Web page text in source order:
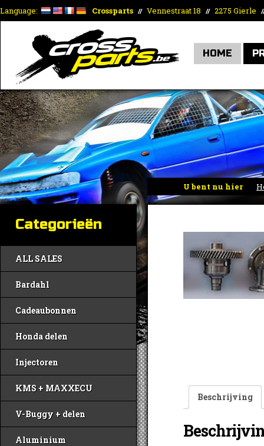
Language: Crossparts // Vennestraat 18 // 2275 Gierle
HOME
U bent nu hier
Categorieën
ALL SALES
Bardahl
Cadeaubonnen
Honda delen
Injectoren
KMS + MAXXECU
V-Buggy + delen
Aluminium
Beschrijving